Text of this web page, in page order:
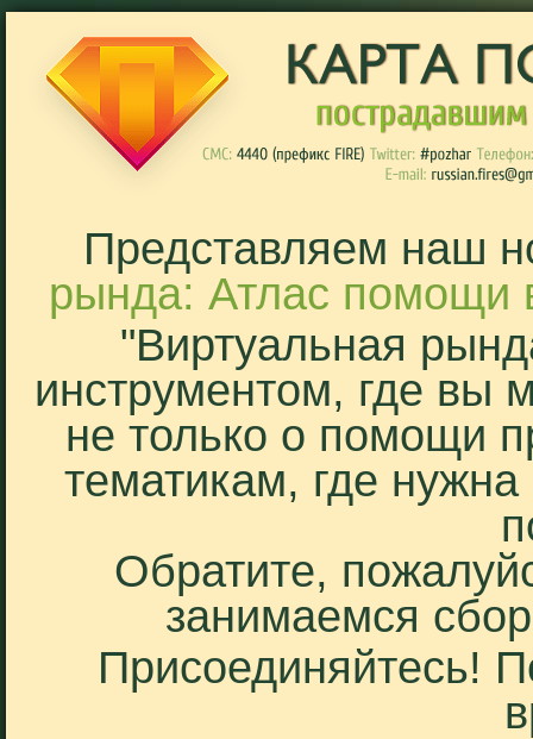
Представляем наш
рында: Атлас помощи
"Виртуальная
инструментом, где вы
не только о помощи
тематикам, где
Обратите,
занимаемся
Присоединяйтесь!